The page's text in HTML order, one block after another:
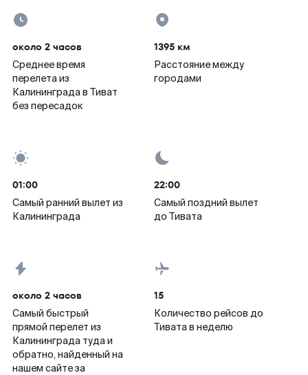
около 2 часов
Среднее время
перелета из
Калининграда в Тиват
без пересадок
1395 км
Расстояние между
городами
01:00
Самый ранний вылет из
Калининграда
22:00
Самый поздний вылет
до Тивата
около 2 часов
Самый быстрый
прямой перелет из
Калининграда туда и
обратно, найденный на
нашем сайте за
15
Количество рейсов до
Тивата в неделю